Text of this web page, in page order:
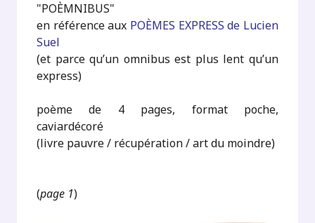
"POÈMNIBUS"
en référence aux POÈMES EXPRESS de Lucien
Suel
(et parce qu’un omnibus est plus lent qu’un
express)
poème de 4 pages, format poche,
caviardécoré
(livre pauvre / récupération / art du moindre)
(page 1)